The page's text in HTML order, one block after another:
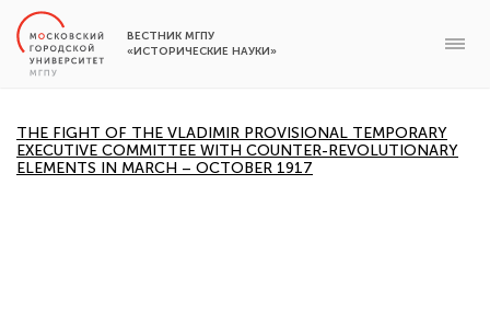
ВЕСТНИК МГПУ
«ИСТОРИЧЕСКИЕ НАУКИ»
THE FIGHT OF THE VLADIMIR PROVISIONAL TEMPORARY
EXECUTIVE COMMITTEE WITH COUNTER-REVOLUTIONARY
ELEMENTS IN MARCH – OCTOBER 1917